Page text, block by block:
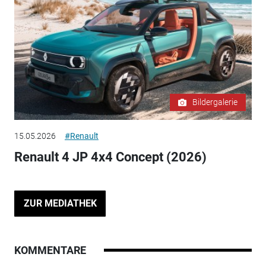
Bildergalerie
15.05.2026 #Renault
Renault 4 JP 4x4 Concept (2026)
ZUR MEDIATHEK
KOMMENTARE